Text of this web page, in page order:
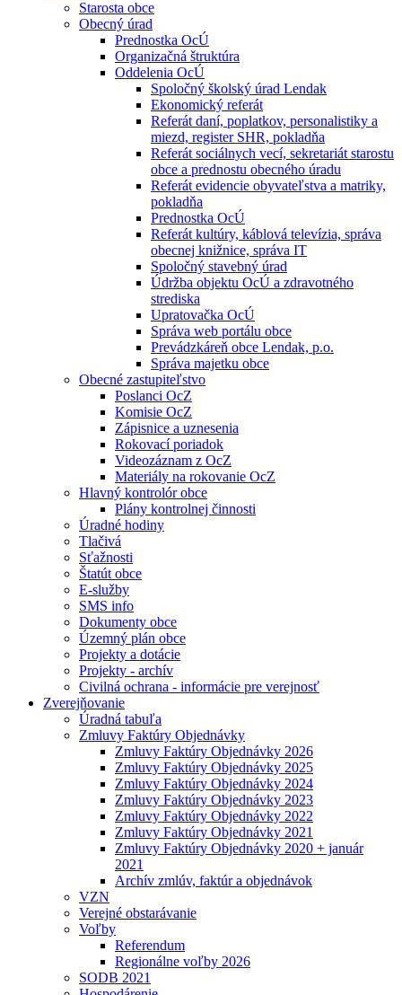
Starosta obce
Obecný úrad
Prednostka OcÚ
Organizačná štruktúra
Oddelenia OcÚ
Spoločný školský úrad Lendak
Ekonomický referát
Referát daní, poplatkov, personalistiky a
miezd, register SHR, pokladňa
Referát sociálnych vecí, sekretariát starostu
obce a prednostu obecného úradu
Referát evidencie obyvateľstva a matriky,
pokladňa
Prednostka OcÚ
Referát kultúry, káblová televízia, správa
obecnej knižnice, správa IT
Spoločný stavebný úrad
Údržba objektu OcÚ a zdravotného
strediska
Upratovačka OcÚ
Správa web portálu obce
Prevádzkáreň obce Lendak, p.o.
Správa majetku obce
Obecné zastupiteľstvo
Poslanci OcZ
Komisie OcZ
Zápisnice a uznesenia
Rokovací poriadok
Videozáznam z OcZ
Materiály na rokovanie OcZ
Hlavný kontrolór obce
Plány kontrolnej činnosti
Úradné hodiny
Tlačivá
Sťažnosti
Štatút obce
E-služby
SMS info
Dokumenty obce
Územný plán obce
Projekty a dotácie
Projekty - archív
Civilná ochrana - informácie pre verejnosť
Zverejňovanie
Úradná tabuľa
Zmluvy Faktúry Objednávky
Zmluvy Faktúry Objednávky 2026
Zmluvy Faktúry Objednávky 2025
Zmluvy Faktúry Objednávky 2024
Zmluvy Faktúry Objednávky 2023
Zmluvy Faktúry Objednávky 2022
Zmluvy Faktúry Objednávky 2021
Zmluvy Faktúry Objednávky 2020 + január
2021
Archív zmlúv, faktúr a objednávok
VZN
Verejné obstarávanie
Voľby
Referendum
Regionálne voľby 2026
SODB 2021